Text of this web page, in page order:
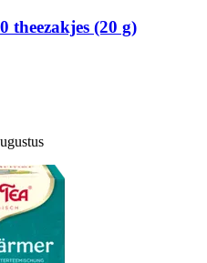
theezakjes (20 g)